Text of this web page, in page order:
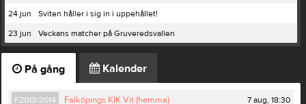
24 jun
Sviten håller i sig in i uppehållet!
23 jun
Veckans matcher på Gruveredsvallen
På gång Kalender
F2013/2014 Falköpings KIK Vit (hemma) 7 aug, 18:30